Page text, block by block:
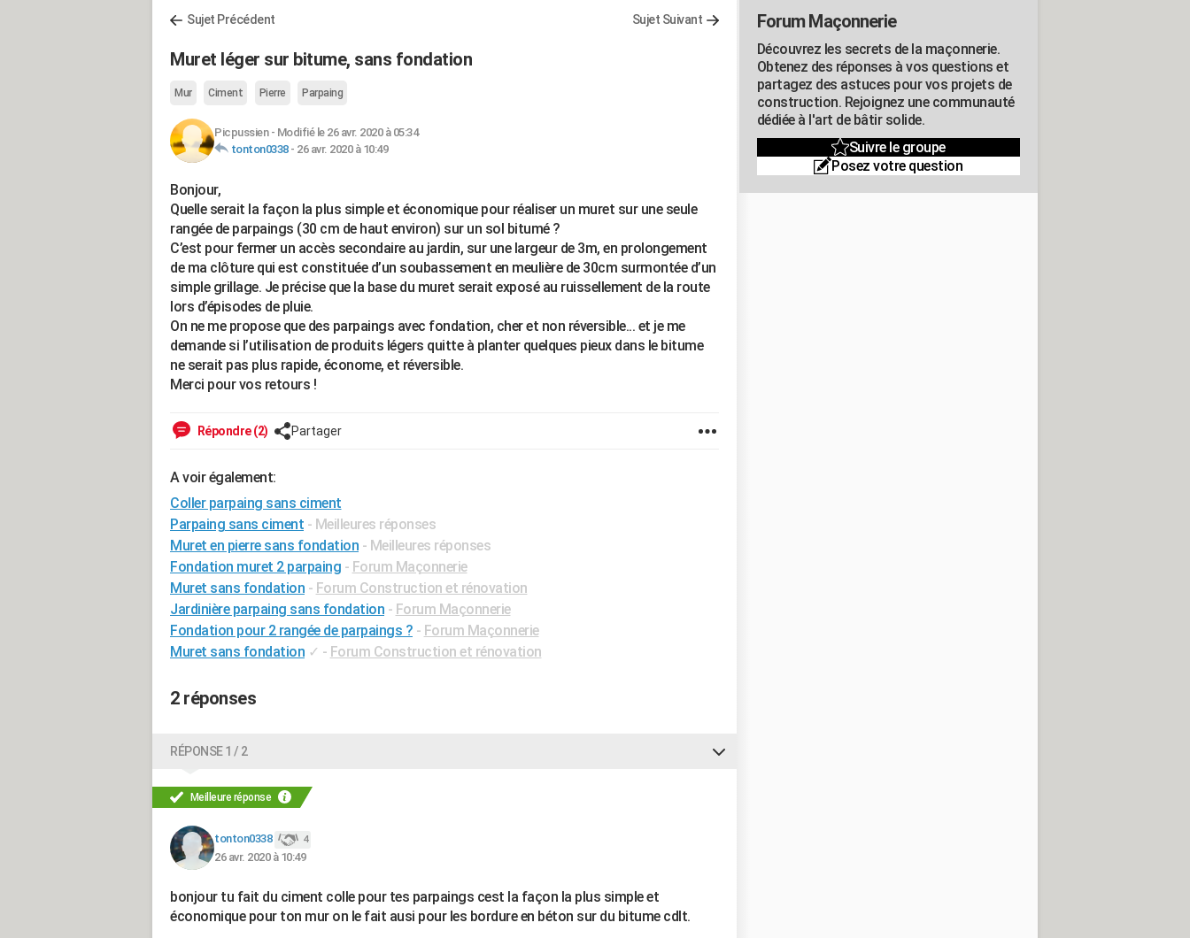
Sujet Précédent Sujet Suivant
Muret léger sur bitume, sans fondation
Mur Ciment Pierre Parpaing
Picpussien- Modifié le 26 avr. 2020 à 05:34
tonton0338- 26 avr. 2020 à 10:49
Bonjour,
Quelle serait la façon la plus simple et économique pour réaliser un muret sur une seule
rangée de parpaings (30 cm de haut environ) sur un sol bitumé ?
C’est pour fermer un accès secondaire au jardin, sur une largeur de 3m, en prolongement
de ma clôture qui est constituée d’un soubassement en meulière de 30cm surmontée d’un
simple grillage. Je précise que la base du muret serait exposé au ruissellement de la route
lors d’épisodes de pluie.
On ne me propose que des parpaings avec fondation, cher et non réversible... et je me
demande si l’utilisation de produits légers quitte à planter quelques pieux dans le bitume
ne serait pas plus rapide, économe, et réversible.
Merci pour vos retours !
Répondre (2) Partager
A voir également:
Coller parpaing sans ciment
Parpaing sans ciment - Meilleures réponses
Muret en pierre sans fondation - Meilleures réponses
Fondation muret 2 parpaing - Forum Maçonnerie
Muret sans fondation - Forum Construction et rénovation
Jardinière parpaing sans fondation - Forum Maçonnerie
Fondation pour 2 rangée de parpaings ? - Forum Maçonnerie
Muret sans fondation ✓ - Forum Construction et rénovation
2 réponses
RÉPONSE 1 / 2
Meilleure réponse
tonton0338 4
26 avr. 2020 à 10:49
bonjour tu fait du ciment colle pour tes parpaings cest la façon la plus simple et
économique pour ton mur on le fait ausi pour les bordure en béton sur du bitume cdlt.
Forum Maçonnerie
Découvrez les secrets de la maçonnerie.
Obtenez des réponses à vos questions et
partagez des astuces pour vos projets de
construction. Rejoignez une communauté
dédiée à l'art de bâtir solide.
Suivre le groupe
Posez votre question